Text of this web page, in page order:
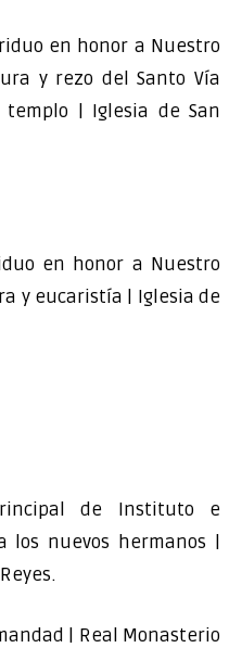
en honor a Nuestro
y rezo del Santo Vía
| Iglesia de San
en honor a Nuestro
y eucaristía | Iglesia de
de Instituto e
nuevos hermanos |
| Real Monasterio